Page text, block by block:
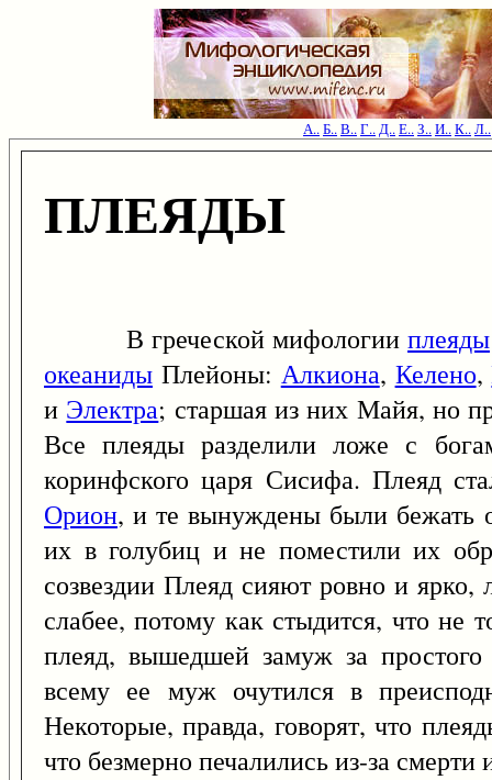
А..Б..В..Г..Д..Е..З..И..К..Л..
ПЛЕЯДЫ
В греческой мифологии плеяды
океаниды Плейоны: Алкиона, Келено,
и Электра; старшая из них Майя, но
Все плеяды разделили ложе с
коринфского царя Сисифа. Плеяд
Орион, и те вынуждены были бежать
их в голубиц и не поместили их
созвездии Плеяд сияют ровно и
слабее, потому как стыдится, что не
плеяд, вышедшей замуж за
всему ее муж очутился в
Некоторые, правда, говорят, что
что безмерно печалились из-за смерти